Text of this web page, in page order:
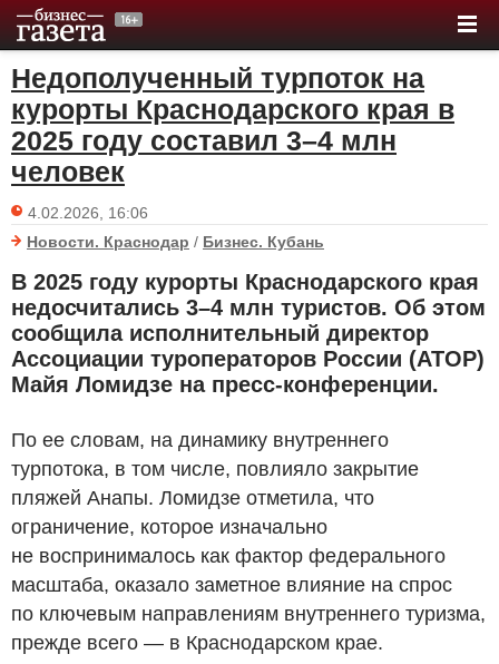
Недополученный турпоток на
курорты Краснодарского края в
2025 году составил 3–4 млн
человек
4.02.2026, 16:06
Новости. Краснодар / Бизнес. Кубань
В 2025 году курорты Краснодарского края
недосчитались 3–4 млн туристов. Об этом
сообщила исполнительный директор
Ассоциации туроператоров России (АТОР)
Майя Ломидзе на пресс-конференции.
По ее словам, на динамику внутреннего
турпотока, в том числе, повлияло закрытие
пляжей Анапы. Ломидзе отметила, что
ограничение, которое изначально
не воспринималось как фактор федерального
масштаба, оказало заметное влияние на спрос
по ключевым направлениям внутреннего туризма,
прежде всего — в Краснодарском крае.